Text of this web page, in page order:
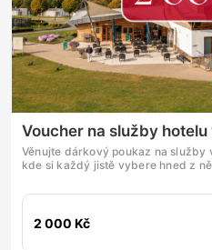
Voucher na služby
Věnujte dárkový poukaz na služby
kde si každý jistě vybere hned z
2 000 Kč